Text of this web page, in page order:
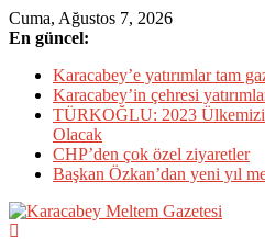
Skip
to
Cuma, Ağustos 7, 2026
En güncel:
Karacabey’e yatırımlar tam
Karacabey’in çehresi
TÜRKOĞLU: 2023
Olacak
CHP’den çok özel ziyaretler
Başkan Özkan’dan yeni yıl